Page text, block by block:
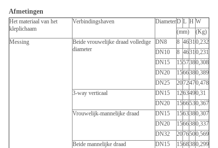
Afmetingen
Het materiaal van het
kleplichaam
Verbindingshaven DiameterD L H W
(mm)
(Kg)
Messing
Beide vrouwelijke draad volledige
diameter
DN8 8 4631 0,232
DN10
8 4631 0,231
DN15
1557380,308
DN20
1566380,389
DN25
2072470,478
3-way verticaal
DN15 1263490,31
DN20
1566530,367
Vrouwelijk-mannelijke draad
DN15 1563380,307
DN20
1566380,337
DN32
2076500,569
Beide mannelijke draad
DN15 1568380,299